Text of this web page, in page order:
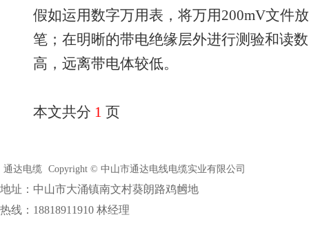
假如运用数字万用表，将万用200mV文件
笔；在明晰的带电绝缘层外进行测验和读
高，远离带电体较低。
本文共分 1 页
通达电缆 Copyright © 中山市通达电线电缆实业有限公司
地址：中山市大涌镇南文村葵朗路鸡乸地
热线：18818911910 林经理